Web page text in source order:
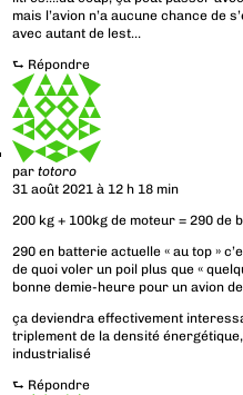
mais l’avion n’a aucune chance de
avec autant de lest…
⮑ Répondre
partotoro
31 août 2021 à 12 h 18 min
200 kg + 100kg de moteur = 290 de
290 en batterie actuelle « au top »
de quoi voler un poil plus que «
bonne demie-heure pour un avion
ça deviendra effectivement
triplement de la densité
industrialisé
⮑ Répondre